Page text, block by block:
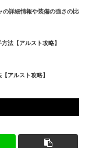
の詳細情報や装備の強さの比
法【アルスト攻略】
アルスト攻略】